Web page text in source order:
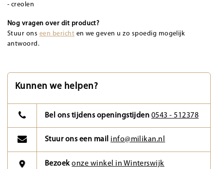
- creolen
Nog vragen over dit product?
Stuur ons een bericht en we geven u zo spoedig mogelijk
antwoord.
Kunnen we helpen?
Bel ons tijdens openingstijden 0543 - 512378
Stuur ons een mail info@milikan.nl
Bezoekonze winkel in Winterswijk